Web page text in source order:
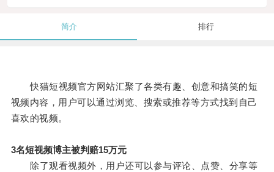
简介 排行
快猫短视频官方网站汇聚了各类有趣、创意和搞笑的短
视频内容，用户可以通过浏览、搜索或推荐等方式找到自己
喜欢的视频。
3名短视频博主被判赔15万元
除了观看视频外，用户还可以参与评论、点赞、分享等